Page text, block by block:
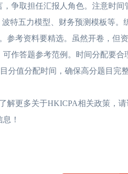
争取担任汇报人角色。注意时间
特五力模型、财务预测模板等。
参考资料要精选。虽然开卷，但
作答题参考范例。时间分配要合
分值分配时间，确保高分题目完
更多关于HKICPA相关政策，请
！